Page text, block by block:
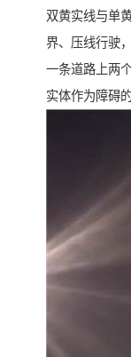
双黄实线与单
界、压线行驶
一条道路上两
实体作为障碍